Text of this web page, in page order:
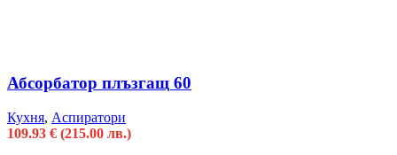
Абсорбатор плъзгащ 60
Кухня, Аспиратори
109.93 € (215.00 лв.)